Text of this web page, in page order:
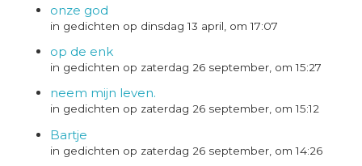
onze god
in gedichten op dinsdag 13 april, om 17:07
op de enk
in gedichten op zaterdag 26 september, om 15:27
neem mijn leven.
in gedichten op zaterdag 26 september, om 15:12
Bartje
in gedichten op zaterdag 26 september, om 14:26